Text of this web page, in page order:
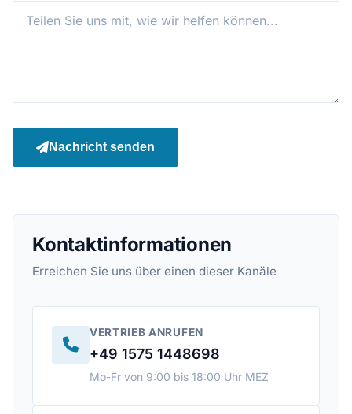
Nachricht senden
Kontaktinformationen
Erreichen Sie uns über einen dieser Kanäle
VERTRIEB ANRUFEN
+49 1575 1448698
Mo-Fr von 9:00 bis 18:00 Uhr MEZ